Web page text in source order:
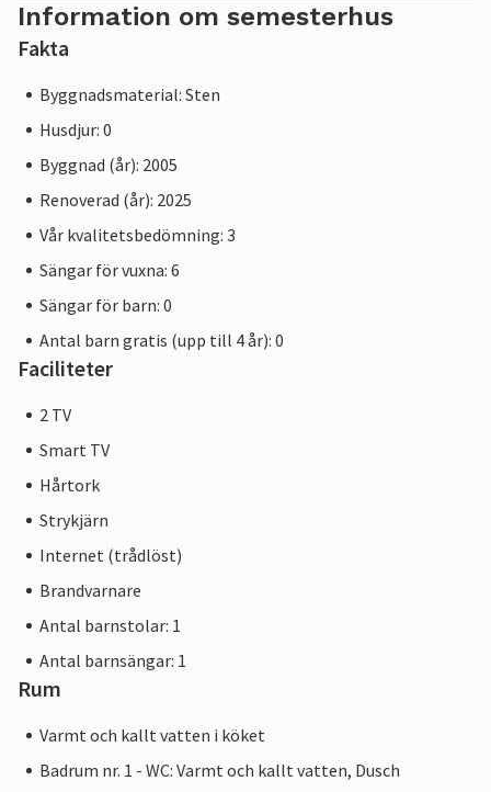
Information om semesterhus
Fakta
Byggnadsmaterial: Sten
Husdjur: 0
Byggnad (år): 2005
Renoverad (år): 2025
Vår kvalitetsbedömning: 3
Sängar för vuxna: 6
Sängar för barn: 0
Antal barn gratis (upp till 4 år): 0
Faciliteter
2 TV
Smart TV
Hårtork
Strykjärn
Internet (trådlöst)
Brandvarnare
Antal barnstolar: 1
Antal barnsängar: 1
Rum
Varmt och kallt vatten i köket
Badrum nr. 1 - WC: Varmt och kallt vatten, Dusch